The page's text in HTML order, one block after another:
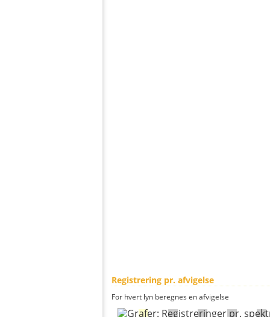
Registrering pr. afvigelse
For hvert lyn beregnes en afvigelse